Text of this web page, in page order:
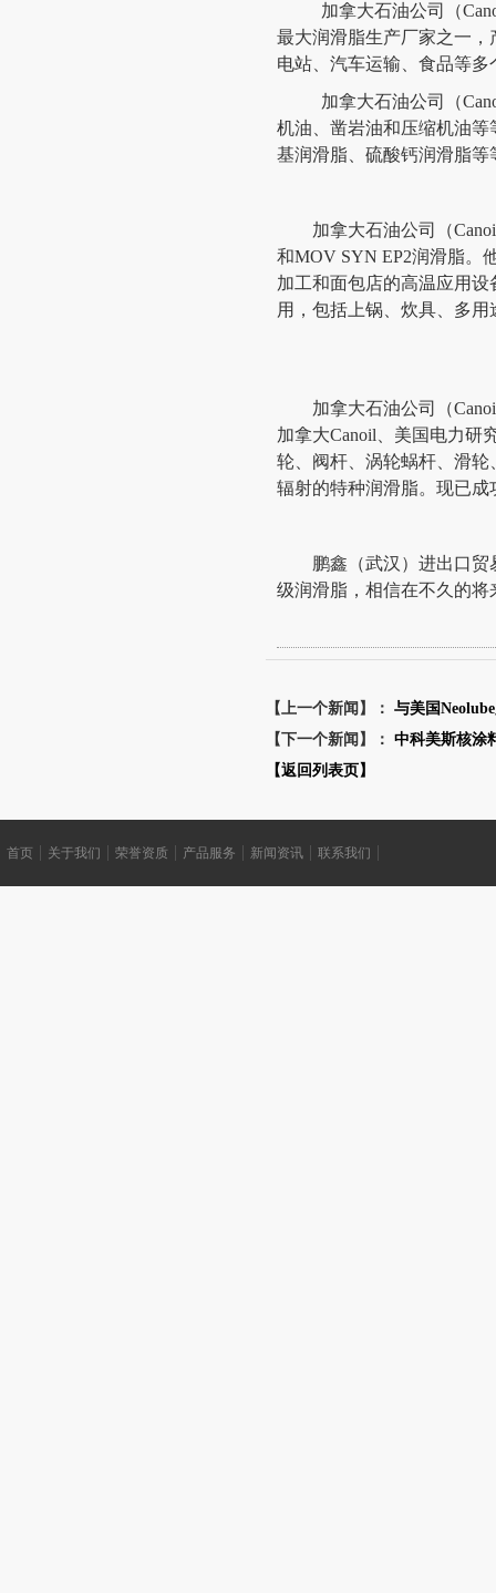
加拿大石油公司（
最大润滑脂生产厂家之一
电站、汽车运输、食品等多
加拿大石油公司（
机油、凿岩油和压缩机油
基润滑脂、硫酸钙润滑脂等
加拿大石油公司（
和MOV SYN EP2润滑脂。
加工和面包店的高温应用
用，包括上锅、炊具、多
加拿大石油公司（
加拿大Canoil、美国电力研
轮、阀杆、涡轮蜗杆、滑
辐射的特种润滑脂。现已
鹏鑫（武汉）进出口贸
级润滑脂，相信在不久的
【上一个新闻】： 与美国
【下一个新闻】： 中科美斯核涂
【返回列表页】
首页 关于我们 荣誉资质 产品服务 新闻资讯 联系我们